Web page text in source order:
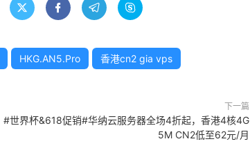
   
HKG.AN5.Pro 香港cn2 gia vps
下一篇
#世界杯&618促销#华纳云服务器全场4折起，香港4核4G
5M CN2低至62元/月